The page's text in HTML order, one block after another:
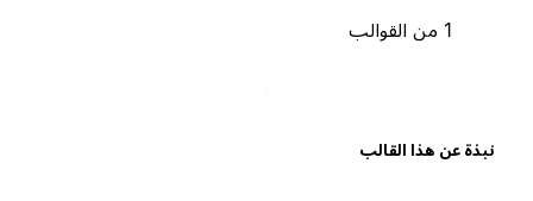
عن هذا القالب